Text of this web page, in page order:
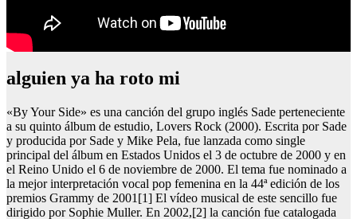
alguien ya ha roto mi
«By Your Side» es una canción del grupo inglés Sade perteneciente
a su quinto álbum de estudio, Lovers Rock (2000). Escrita por Sade
y producida por Sade y Mike Pela, fue lanzada como single
principal del álbum en Estados Unidos el 3 de octubre de 2000 y en
el Reino Unido el 6 de noviembre de 2000. El tema fue nominado a
la mejor interpretación vocal pop femenina en la 44ª edición de los
premios Grammy de 2001[1] El vídeo musical de este sencillo fue
dirigido por Sophie Muller. En 2002,[2] la canción fue catalogada